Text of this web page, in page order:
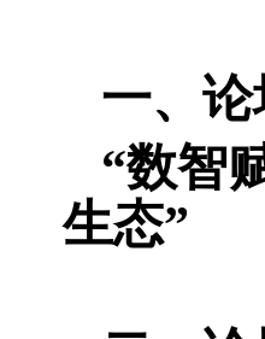
一、
“数智
生态”